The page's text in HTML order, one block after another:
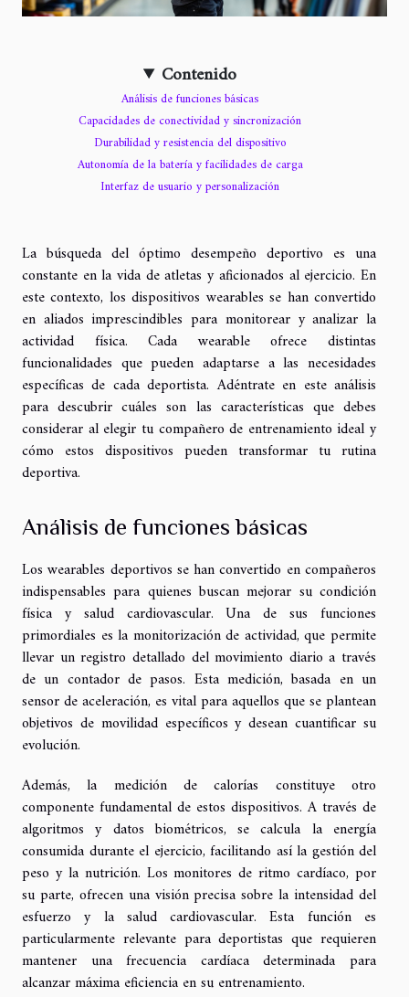
Contenido
Análisis de funciones básicas
Capacidades de conectividad y sincronización
Durabilidad y resistencia del dispositivo
Autonomía de la batería y facilidades de carga
Interfaz de usuario y personalización
La búsqueda del óptimo desempeño deportivo es una
constante en la vida de atletas y aficionados al ejercicio. En
este contexto, los dispositivos wearables se han convertido
en aliados imprescindibles para monitorear y analizar la
actividad física. Cada wearable ofrece distintas
funcionalidades que pueden adaptarse a las necesidades
específicas de cada deportista. Adéntrate en este análisis
para descubrir cuáles son las características que debes
considerar al elegir tu compañero de entrenamiento ideal y
cómo estos dispositivos pueden transformar tu rutina
deportiva.
Análisis de funciones básicas
Los wearables deportivos se han convertido en compañeros
indispensables para quienes buscan mejorar su condición
física y salud cardiovascular. Una de sus funciones
primordiales es la monitorización de actividad, que permite
llevar un registro detallado del movimiento diario a través
de un contador de pasos. Esta medición, basada en un
sensor de aceleración, es vital para aquellos que se plantean
objetivos de movilidad específicos y desean cuantificar su
evolución.
Además, la medición de calorías constituye otro
componente fundamental de estos dispositivos. A través de
algoritmos y datos biométricos, se calcula la energía
consumida durante el ejercicio, facilitando así la gestión del
peso y la nutrición. Los monitores de ritmo cardíaco, por
su parte, ofrecen una visión precisa sobre la intensidad del
esfuerzo y la salud cardiovascular. Esta función es
particularmente relevante para deportistas que requieren
mantener una frecuencia cardíaca determinada para
alcanzar máxima eficiencia en su entrenamiento.